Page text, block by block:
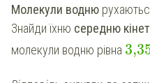
Молекули водню
Знайди їхню середню
молекули водню рівна